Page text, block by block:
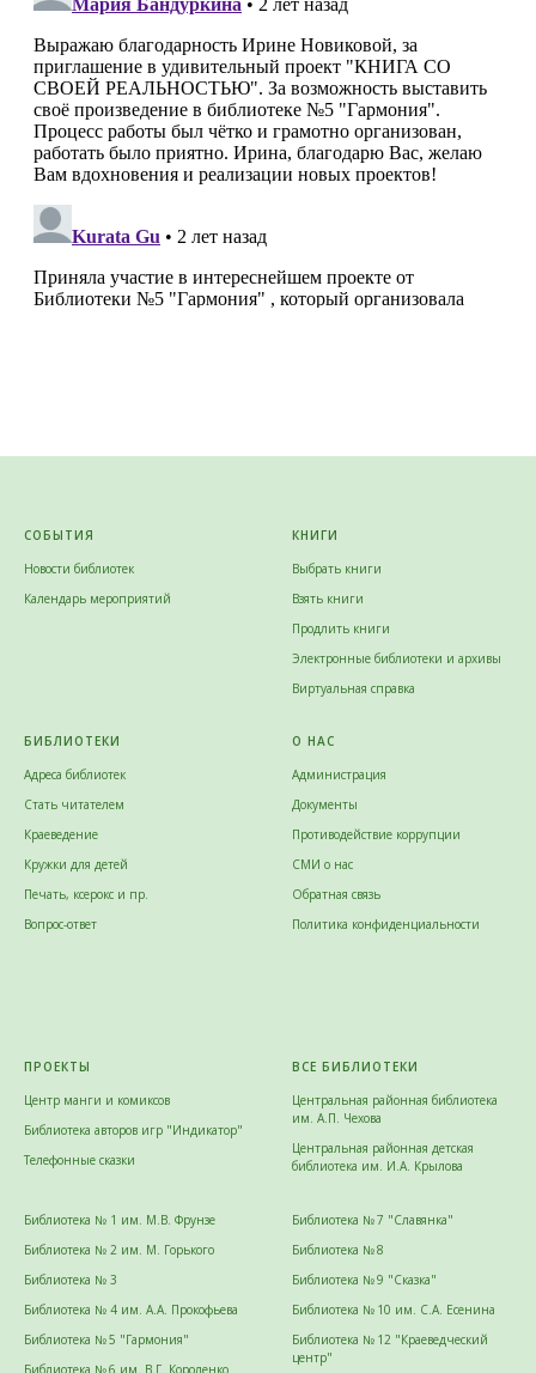
СОБЫТИЯ
Новости библиотек
Календарь мероприятий
КНИГИ
Выбрать книги
Взять книги
Продлить книги
Электронные библиотеки и архивы
Виртуальная справка
БИБЛИОТЕКИ
Адреса библиотек
Стать читателем
Краеведение
Кружки для детей
Печать, ксерокс и пр.
Вопрос-ответ
О НАС
Администрация
Документы
Противодействие коррупции
СМИ о нас
Обратная связь
Политика конфиденциальности
ПРОЕКТЫ
Центр манги и комиксов
Библиотека авторов игр "Индикатор"
Телефонные сказки
ВСЕ БИБЛИОТЕКИ
Центральная районная библиотека
им. А.П. Чехова
Центральная районная детская
библиотека им. И.А. Крылова
Библиотека № 1 им. М.В. Фрунзе
Библиотека № 2 им. М. Горького
Библиотека № 3
Библиотека № 4 им. А.А. Прокофьева
Библиотека № 5 "Гармония"
Библиотека № 6 им. В.Г. Короленко
Библиотека № 7 "Славянка"
Библиотека № 8
Библиотека № 9 "Сказка"
Библиотека № 10 им. С.А. Есенина
Библиотека № 12 "Краеведческий
центр"